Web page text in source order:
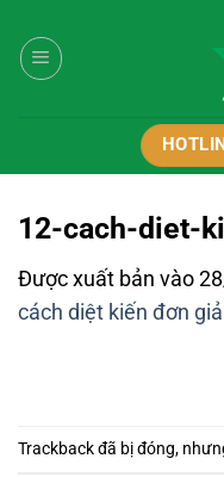
qua
nội
12-cach-diet-
Được xuất bản vào
cách diệt kiến đơn
Trackback đã bị đóng,